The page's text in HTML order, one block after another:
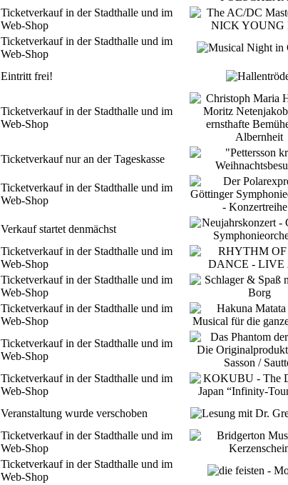
Ticketverkauf in der Stadthalle und im
Web-Shop
Ticketverkauf in der Stadthalle und im
Web-Shop
Eintritt frei!
Ticketverkauf in der Stadthalle und im
Web-Shop
Ticketverkauf nur an der Tageskasse
Ticketverkauf in der Stadthalle und im
Web-Shop
Verkauf startet denmächst
Ticketverkauf in der Stadthalle und im
Web-Shop
Ticketverkauf in der Stadthalle und im
Web-Shop
Ticketverkauf in der Stadthalle und im
Web-Shop
Ticketverkauf in der Stadthalle und im
Web-Shop
Ticketverkauf in der Stadthalle und im
Web-Shop
Veranstaltung wurde verschoben
Ticketverkauf in der Stadthalle und im
Web-Shop
Ticketverkauf in der Stadthalle und im
Web-Shop